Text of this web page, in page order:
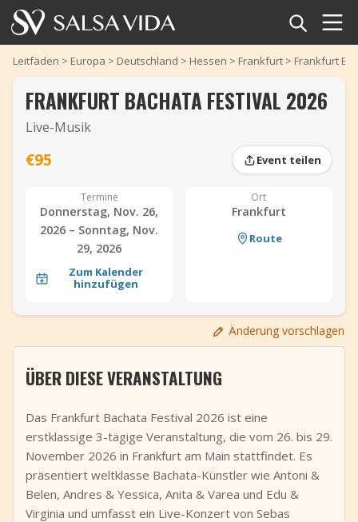
Startseite
Veranstaltungen
Nachrichten
Videos
Salsa-Begriffe
Event hinzufügen
Leitfäden > Europa > Deutschland > Hessen > Frankfurt > Frankfurt
FRANKFURT BACHATA FESTIVAL 2026
Live-Musik
€95 Event teilen
Termine
Donnerstag, Nov. 26,
2026 – Sonntag, Nov.
29, 2026
Zum Kalender
hinzufügen
Ort
Frankfurt
Route
Änderung vorschlagen
ÜBER DIESE VERANSTALTUNG
Das Frankfurt Bachata Festival 2026 ist eine
erstklassige 3-tägige Veranstaltung, die vom 26. bis 29.
November 2026 in Frankfurt am Main stattfindet. Es
präsentiert weltklasse Bachata-Künstler wie Antoni &
Belen, Andres & Yessica, Anita & Varea und Edu &
Virginia und umfasst ein Live-Konzert von Sebas